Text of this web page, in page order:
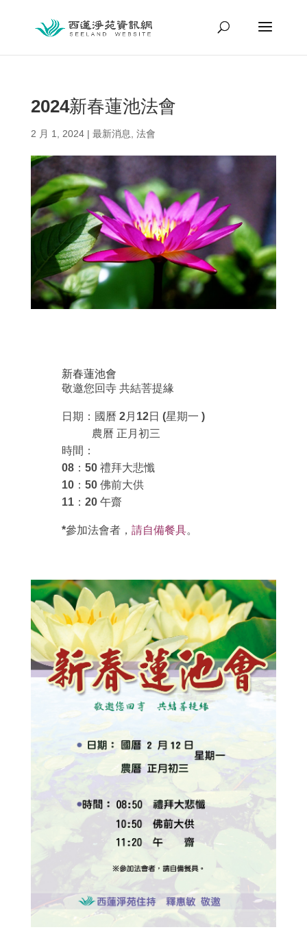
2024新春蓮池法會
2 月 1, 2024| 最新消息 法會
新春蓮池會
敬邀您回寺 共結菩提緣
日期：國曆 2月12日 (星期一 )
農曆 正月初三
時間：
08：50 禮拜大悲懺
10：50 佛前大供
11：20 午齋
*參加法會者， 請自備餐具。